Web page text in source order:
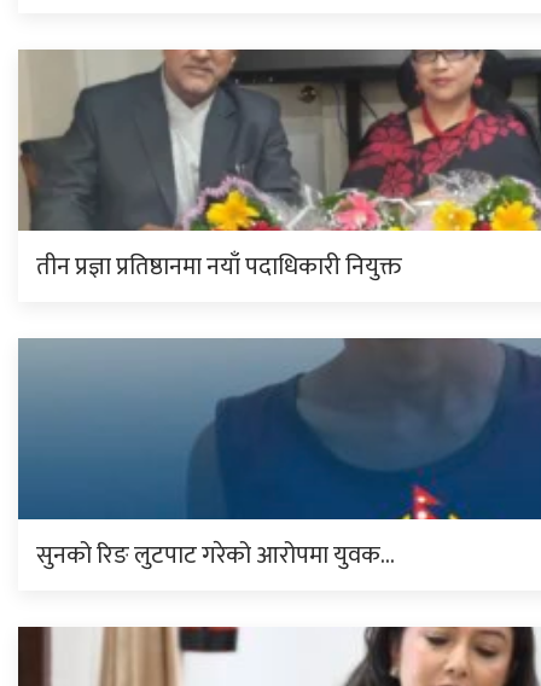
तीन प्रज्ञा प्रतिष्ठानमा नयाँ पदाधिकारी नियुक्त
सुनको रिङ लुटपाट गरेको आरोपमा युवक…